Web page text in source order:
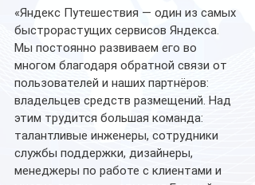
«Яндекс Путешествия — один из самых
быстрорастущих сервисов Яндекса.
Мы постоянно развиваем его во
многом благодаря обратной связи от
пользователей и наших партнёров:
владельцев средств размещений. Над
этим трудится большая команда:
талантливые инженеры, сотрудники
службы поддержки, дизайнеры,
менеджеры по работе с клиентами и